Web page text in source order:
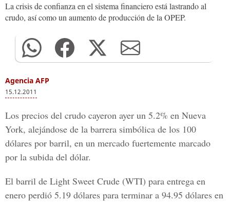
La crisis de confianza en el sistema financiero está lastrando al
crudo, así como un aumento de producción de la OPEP.
Agencia AFP
15.12.2011
Los precios del crudo cayeron ayer un 5.2% en Nueva
York, alejándose de la barrera simbólica de los 100
dólares por barril, en un mercado fuertemente marcado
por la subida del dólar.
El barril de Light Sweet Crude (WTI) para entrega en
enero perdió 5.19 dólares para terminar a 94.95 dólares en